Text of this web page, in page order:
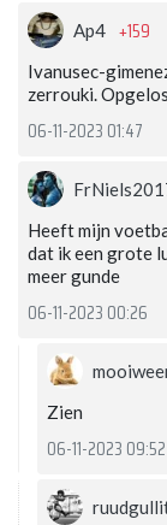
Ap4 +159
Ivanusec-
zerrouki.
06-11-2023 01:47
Heeft mijn
dat ik een grote
meer gunde
06-11-2023 00:26
Zien
06-11-2023 09:52